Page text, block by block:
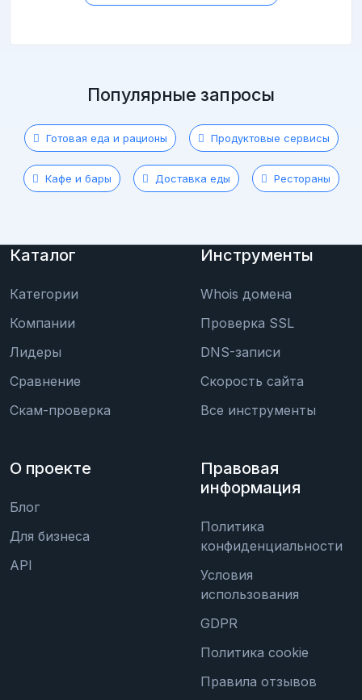
Популярные запросы
Готовая еда и рационы Продуктовые сервисы
Кафе и бары Доставка еды Рестораны
Каталог
Категории
Компании
Лидеры
Сравнение
Скам-проверка
Инструменты
Whois домена
Проверка SSL
DNS-записи
Скорость сайта
Все инструменты
О проекте
Блог
Для бизнеса
API
Правовая
информация
Политика
конфиденциальности
Условия
использования
GDPR
Политика cookie
Правила отзывов